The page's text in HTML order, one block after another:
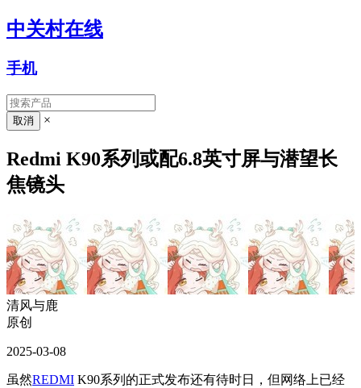
中关村在线
手机
×
Redmi K90系列或配6.8英寸屏与潜望长
焦镜头
清风与鹿
原创
2025-03-08
虽然REDMI K90系列的正式发布还有待时日，但网络上已经